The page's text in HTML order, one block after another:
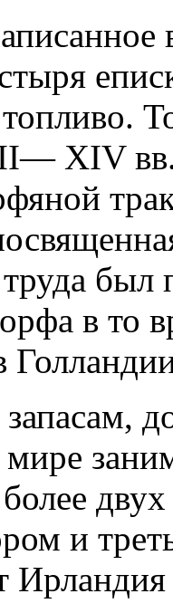
топливо.
XIV
труда
в то
более
и